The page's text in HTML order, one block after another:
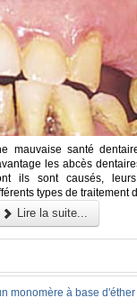
mauvaise santé
les abcès
ils sont causés,
types de traitement
Lire la suite...
monomère à base d'éther